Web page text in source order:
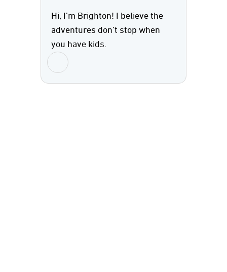
Hi, I’m Brighton! I believe the
adventures don’t stop when
you have kids.